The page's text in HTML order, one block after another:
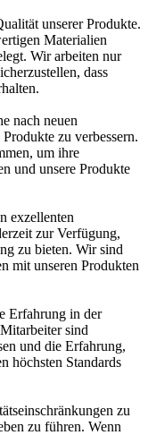
unserer Produkte.
Materialien
Wir arbeiten nur
dass
nach neuen
zu verbessern.
um ihre
und unsere Produkte
exzellenten
zur Verfügung,
zu bieten. Wir sind
mit unseren Produkten
Erfahrung in der
sind
und die Erfahrung,
höchsten Standards
zu
zu führen. Wenn